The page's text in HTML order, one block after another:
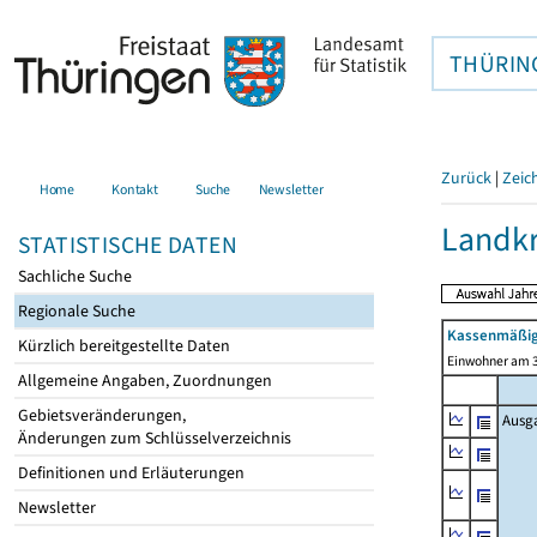
Home Kontakt Suche Newsletter
STATISTISCHE DATEN
Sachliche Suche
Regionale Suche
Kürzlich bereitgestellte Daten
Allgemeine Angaben, Zuordnungen
Gebietsveränderungen,
Änderungen zum Schlüsselverzeichnis
Definitionen und Erläuterungen
Newsletter
Zurück |
Einwohner am